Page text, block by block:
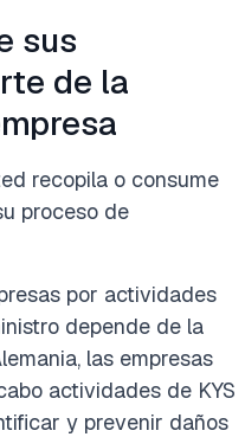
sus
de la
recopila o consume
proceso de
por actividades
depende de la
las empresas
actividades de KYS
y prevenir daños